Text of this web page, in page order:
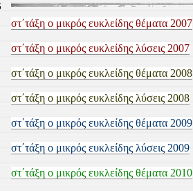
στ΄τάξη ο μικρός ευκλείδης θέματα 2007
στ΄τάξη ο μικρός ευκλείδης λύσεις 2007
στ΄τάξη ο μικρός ευκλείδης θέματα 2008
στ΄τάξη ο μικρός ευκλείδης λύσεις 2008
στ΄τάξη ο μικρός ευκλείδης θέματα 2009
στ΄τάξη ο μικρός ευκλείδης λύσεις 2009
στ΄τάξη ο μικρός ευκλείδης θέματα 2010